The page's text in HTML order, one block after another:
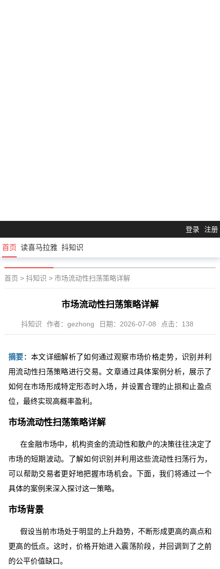
登录 注册
首页 读喜马拉雅 抖知识
首页 > 抖知识 > 市场流动性扫荡策略详解
市场流动性扫荡策略详解
抖知识 作者：gezhong 日期：2026-07-08 点击：138
摘要：本文详细解析了如何通过观察市场价格走势，识别并利
用流动性扫荡策略进行交易。文章通过具体案例分析，展示了
如何在市场形成特定形态时入场，并设置合理的止损和止盈点
位，最终实现高概率盈利。
市场流动性扫荡策略详解
在金融市场中，机构资金的流动性和散户的决策往往决定了
市场的短期波动。了解如何识别并利用这些流动性扫荡行为，
可以帮助交易者更好地把握市场机会。下面，我们将通过一个
具体的案例来深入探讨这一策略。
市场背景
假设当前市场处于明显的上升趋势，不断形成更高的高点和
更高的低点。这时，价格开始进入震荡阶段，并回调到了之前
的公平价值缺口。